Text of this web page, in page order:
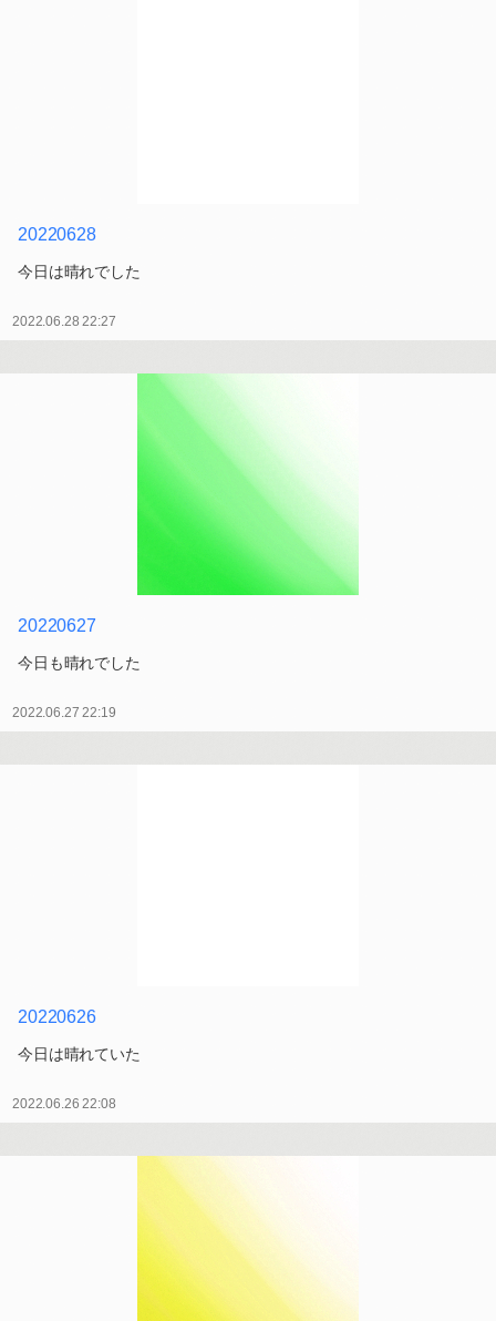
20220628
今日は晴れでした
2022.06.28 22:27
20220627
今日も晴れでした
2022.06.27 22:19
20220626
今日は晴れていた
2022.06.26 22:08